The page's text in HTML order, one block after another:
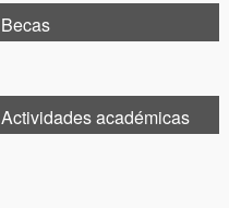
Becas
Actividades académicas